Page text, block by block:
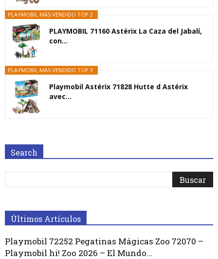
PLAYMOBIL MÁS VENDIDO TOP 2
PLAYMOBIL 71160 Astérix La Caza del Jabalí,
con...
PLAYMOBIL MÁS VENDIDO TOP 3
Playmobil Astérix 71828 Hutte d Astérix
avec...
Search
Últimos Artículos
Playmobil 72252 Pegatinas Mágicas Zoo 72070 –
Playmobil hi! Zoo 2026 – El Mundo...